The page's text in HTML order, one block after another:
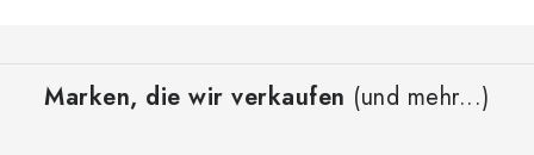
Marken, die wir verkaufen (und mehr...)